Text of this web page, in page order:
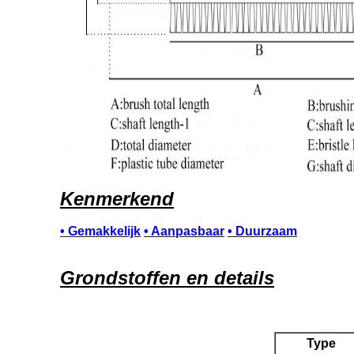
Kenmerkend
• Gemakkelijk • Aanpasbaar • Duurzaam
Grondstoffen en details
Type